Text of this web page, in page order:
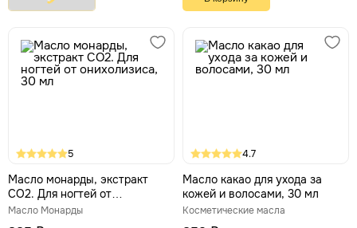
5
Масло монарды, экстракт
СО2. Для ногтей от
онихолизиса, 30 мл
Масло Монарды
4.7
Масло какао для ухода за
кожей и волосами, 30 мл
Косметические масла